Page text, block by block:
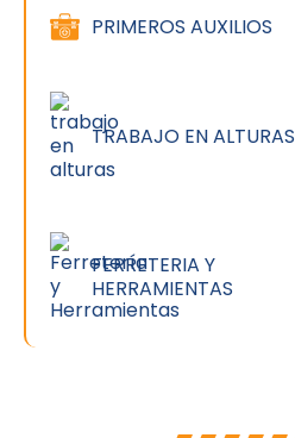
PRIMEROS AUXILIOS
TRABAJO EN ALTURAS
FERRETERIA Y
HERRAMIENTAS